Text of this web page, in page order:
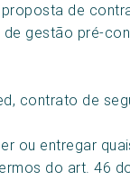
de
gestão pré-
contrato de
ou entregar
do art. 46